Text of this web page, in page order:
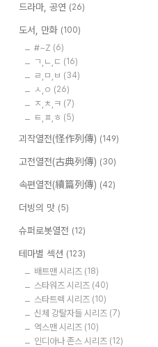
드라마, 공연 (26)
도서, 만화 (100)
#~Z (6)
ㄱ,ㄴ,ㄷ (16)
ㄹ,ㅁ,ㅂ (34)
ㅅ,ㅇ (26)
ㅈ,ㅊ,ㅋ (7)
ㅌ,ㅍ,ㅎ (5)
괴작열전(怪作列傳) (149)
고전열전(古典列傳) (30)
속편열전(續篇列傳) (42)
더빙의 맛 (5)
슈퍼로봇열전 (12)
테마별 섹션 (123)
배트맨 시리즈 (18)
스타워즈 시리즈 (40)
스타트렉 시리즈 (10)
신체 강탈자들 시리즈 (7)
엑스맨 시리즈 (10)
인디아나 존스 시리즈 (12)